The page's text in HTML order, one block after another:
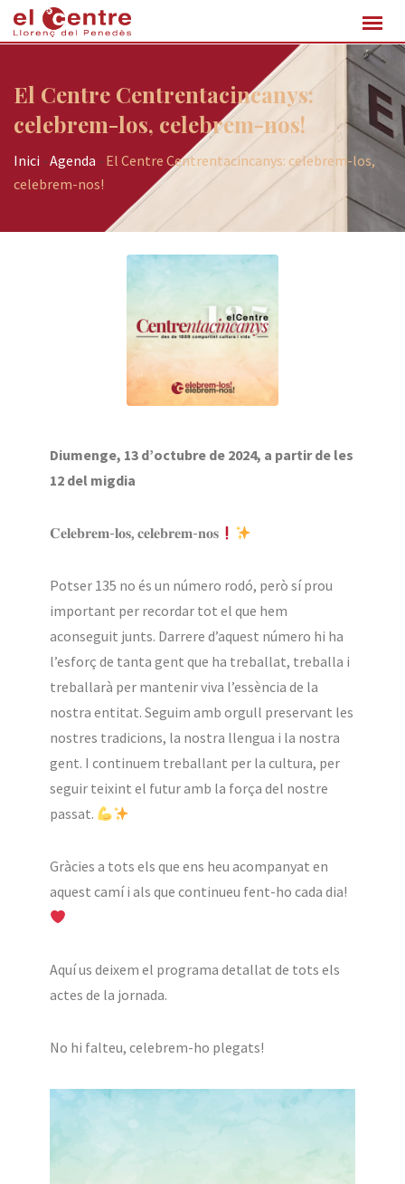
El Centre Centrentacincanys:
celebrem-los, celebrem-nos!
Inici -Agenda - El Centre Centrentacincanys: celebrem-los,
celebrem-nos!
Diumenge, 13 d’octubre de 2024, a partir de les
12 del migdia
𝐂𝐞𝐥𝐞𝐛𝐫𝐞𝐦-𝐥𝐨𝐬, 𝐜𝐞𝐥𝐞𝐛𝐫𝐞𝐦-𝐧𝐨𝐬
Potser 135 no és un número rodó, però sí prou
important per recordar tot el que hem
aconseguit junts. Darrere d’aquest número hi ha
l’esforç de tanta gent que ha treballat, treballa i
treballarà per mantenir viva l’essència de la
nostra entitat. Seguim amb orgull preservant les
nostres tradicions, la nostra llengua i la nostra
gent. I continuem treballant per la cultura, per
seguir teixint el futur amb la força del nostre
passat.
Gràcies a tots els que ens heu acompanyat en
aquest camí i als que continueu fent-ho cada dia!
Aquí us deixem el programa detallat de tots els
actes de la jornada.
No hi falteu, celebrem-ho plegats!